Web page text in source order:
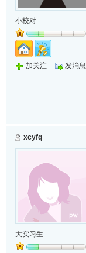
小校对
加关注 发消息
xcyfq
大实习生